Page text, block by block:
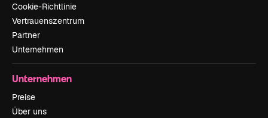
Cookie-Richtlinie
Vertrauenszentrum
Partner
Unternehmen
Unternehmen
Preise
Über uns